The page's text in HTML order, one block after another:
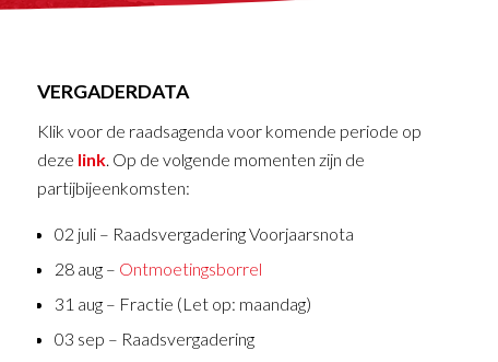
VERGADERDATA
Klik voor de raadsagenda voor komende periode op
deze link . Op de volgende momenten zijn de
partijbijeenkomsten:
02 juli – Raadsvergadering Voorjaarsnota
28 aug – Ontmoetingsborrel
31 aug – Fractie (Let op: maandag)
03 sep – Raadsvergadering